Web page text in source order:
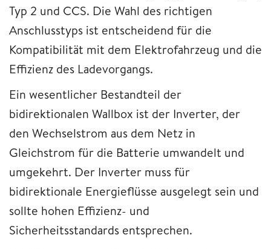
Typ 2 und CCS. Die Wahl des richtigen
Anschlusstyps ist entscheidend für die
Kompatibilität mit dem Elektrofahrzeug und die
Effizienz des Ladevorgangs.
Ein wesentlicher Bestandteil der
bidirektionalen Wallbox ist der Inverter, der
den Wechselstrom aus dem Netz in
Gleichstrom für die Batterie umwandelt und
umgekehrt. Der Inverter muss für
bidirektionale Energieflüsse ausgelegt sein und
sollte hohen Effizienz- und
Sicherheitsstandards entsprechen.